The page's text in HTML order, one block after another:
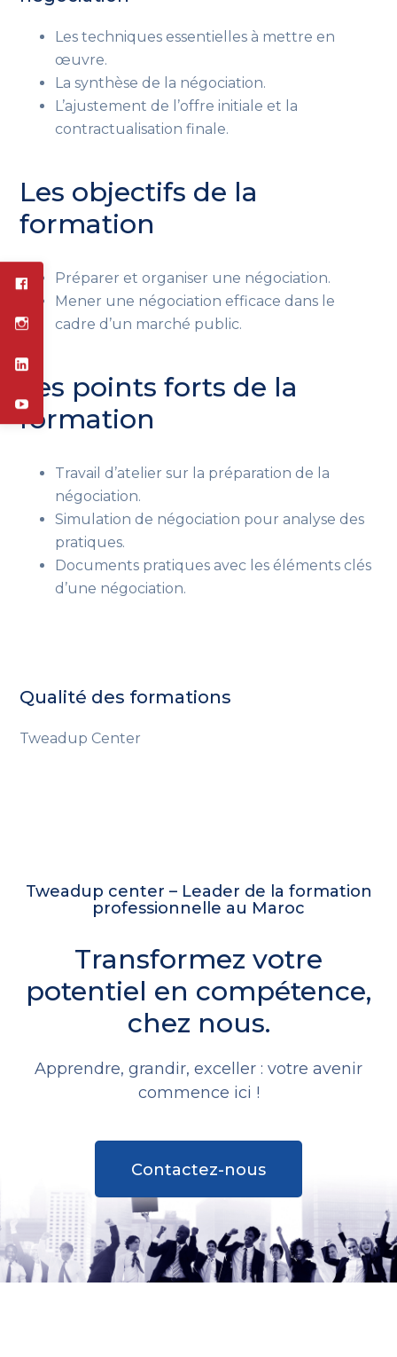
Les techniques essentielles à mettre en
œuvre.
La synthèse de la négociation.
L’ajustement de l’offre initiale et la
contractualisation finale.
Les objectifs de la
formation
Préparer et organiser une négociation.
Mener une négociation efficace dans le
cadre d’un marché public.
Les points forts de la
formation
Travail d’atelier sur la préparation de la
négociation.
Simulation de négociation pour analyse des
pratiques.
Documents pratiques avec les éléments clés
d’une négociation.
Qualité des formations
Tweadup Center
Tweadup center – Leader de la formation
professionnelle au Maroc
Transformez votre
potentiel en compétence,
chez nous.
Apprendre, grandir, exceller : votre avenir
commence ici !
Contactez-nous